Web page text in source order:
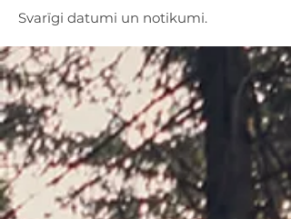
Svarīgi datumi un notikumi.